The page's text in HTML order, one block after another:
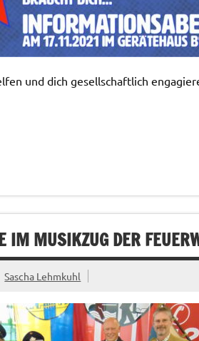
und dich gesellschaftlich
IM MUSIKZUG DER
Sascha Lehmkuhl